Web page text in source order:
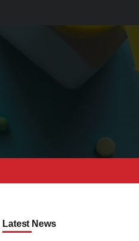
Latest News